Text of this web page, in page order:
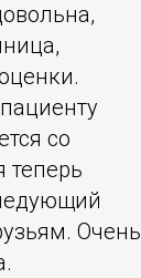
со
теперь
Очень